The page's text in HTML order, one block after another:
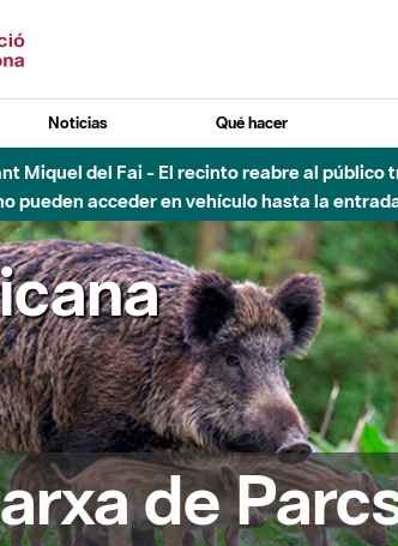
Noticias Qué hacer
Besós - Activación de la Fase de Alerta
Cerrados los accesos al
de